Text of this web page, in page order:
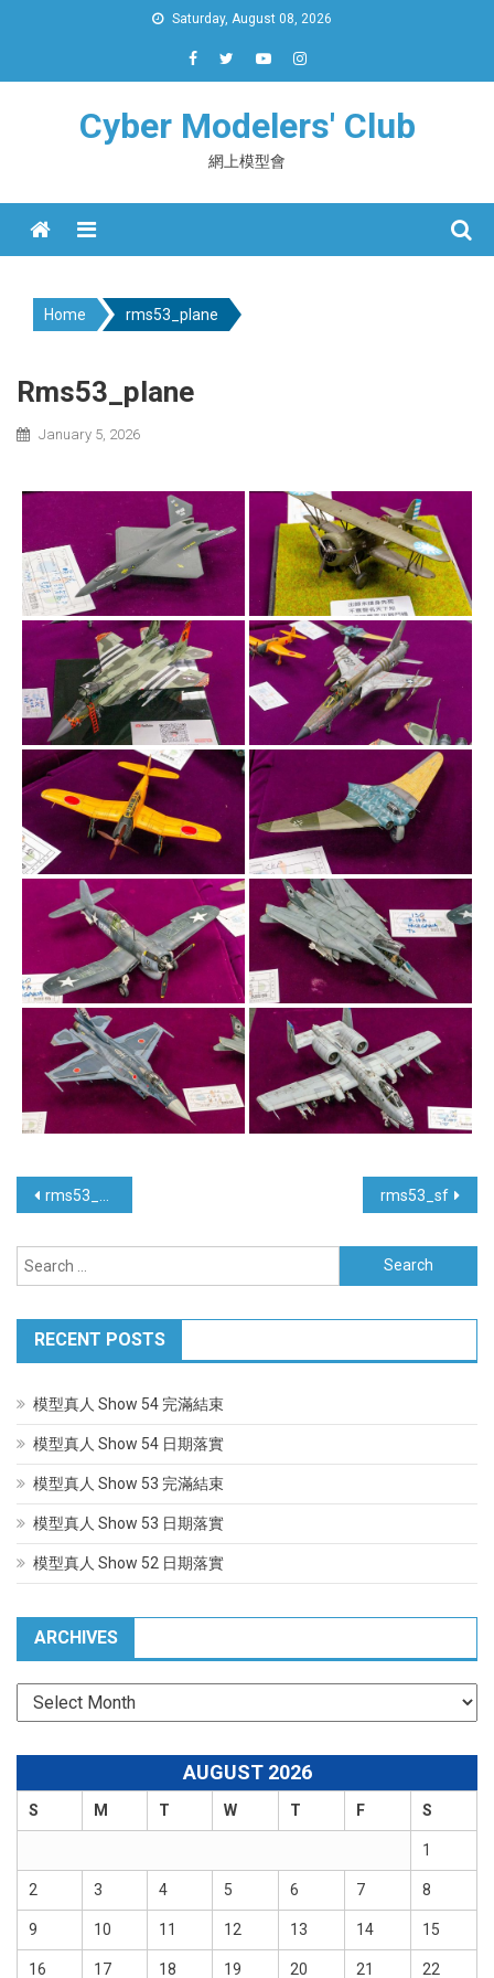
Saturday, August 08, 2026
Cyber Modelers' Club
網上模型會
Menu
Home rms53_plane
Rms53_plane
January 5, 2026
Post
navigation
rms53_others rms53_sf
Search
for:
RECENT POSTS
模型真人 Show 54 完滿結束
模型真人 Show 54 日期落實
模型真人 Show 53 完滿結束
模型真人 Show 53 日期落實
模型真人 Show 52 日期落實
ARCHIVES
Archives
AUGUST 2026
S M T W T F S
1
2 3 4 5 6 7 8
9 10 11 12 13 14 15
16 17 18 19 20 21 22